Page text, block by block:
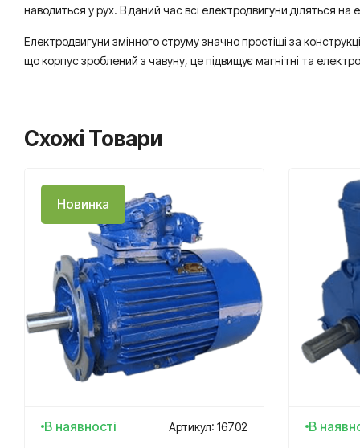
наводиться у рух. В даний час всі електродвигуни діляться на
Електродвигуни змінного струму значно простіші за
що корпус зроблений з чавуну, це підвищує магнітні та
Схожі Товари
Новинка
В наявності Артикул: 16702 В